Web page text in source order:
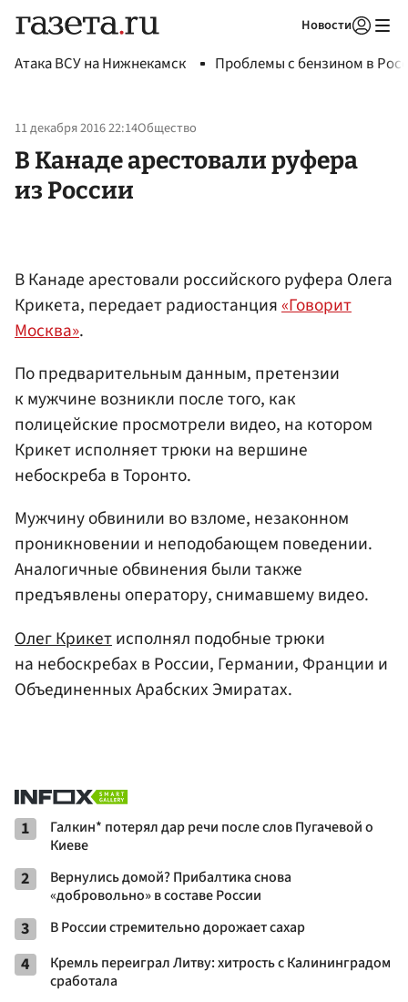
Новости
Атака ВСУ на Нижнекамск Проблемы с бензином в
11 декабря 2016 22:14Общество
В Канаде арестовали руфера
из России
В Канаде арестовали российского руфера Олега
Крикета, передает радиостанция«Говорит
Москва».
По предварительным данным, претензии
к мужчине возникли после того, как
полицейские просмотрели видео, на котором
Крикет исполняет трюки на вершине
небоскреба в Торонто.
Мужчину обвинили во взломе, незаконном
проникновении и неподобающем поведении.
Аналогичные обвинения были также
предъявлены оператору, снимавшему видео.
Олег Крикетисполнял подобные трюки
на небоскребах в России, Германии, Франции и
Объединенных Арабских Эмиратах.
1
Галкин* потерял дар речи после слов Пугачевой о
Киеве
2
Вернулись домой? Прибалтика снова
«добровольно» в составе России
3 В России стремительно дорожает сахар
4
Кремль переиграл Литву: хитрость с Калининградом
сработала